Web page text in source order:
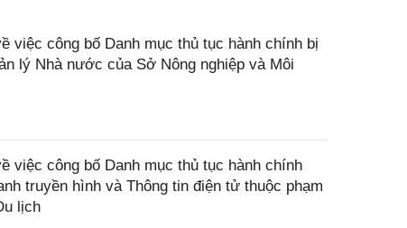
việc công bố Danh mục thủ tục hành chính bị
lý Nhà nước của Sở Nông nghiệp và Môi
việc công bố Danh mục thủ tục hành chính
truyền hình và Thông tin điện tử thuộc phạm
lịch